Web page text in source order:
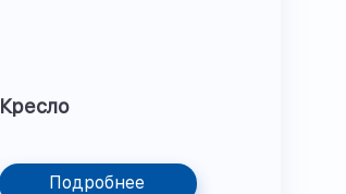
Кресло
Подробнее